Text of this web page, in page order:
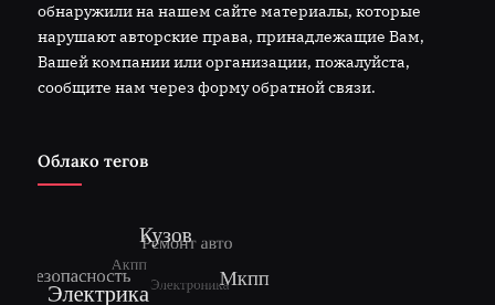
обнаружили на нашем сайте материалы, которые
нарушают авторские права, принадлежащие Вам,
Вашей компании или организации, пожалуйста,
сообщите нам через форму обратной связи.
Облако тегов